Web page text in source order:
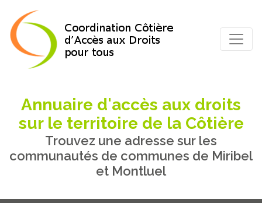
Annuaire d'accès aux droits
sur le territoire de la Côtière
Trouvez une adresse sur les
communautés de communes de Miribel
et Montluel